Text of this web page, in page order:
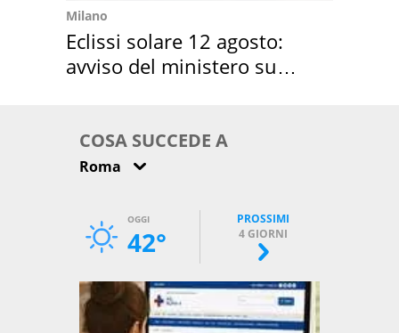
Milano
Eclissi solare 12 agosto:
avviso del ministero su